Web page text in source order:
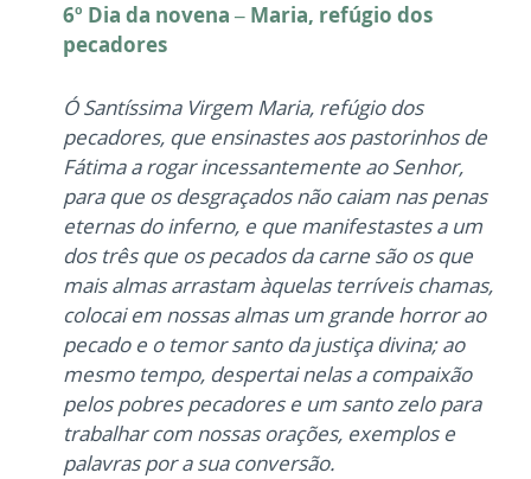
6º Dia da novena – Maria, refúgio dos
pecadores
Ó Santíssima Virgem Maria, refúgio dos
pecadores, que ensinastes aos pastorinhos de
Fátima a rogar incessantemente ao Senhor,
para que os desgraçados não caiam nas penas
eternas do inferno, e que manifestastes a um
dos três que os pecados da carne são os que
mais almas arrastam àquelas terríveis chamas,
colocai em nossas almas um grande horror ao
pecado e o temor santo da justiça divina; ao
mesmo tempo, despertai nelas a compaixão
pelos pobres pecadores e um santo zelo para
trabalhar com nossas orações, exemplos e
palavras por a sua conversão.